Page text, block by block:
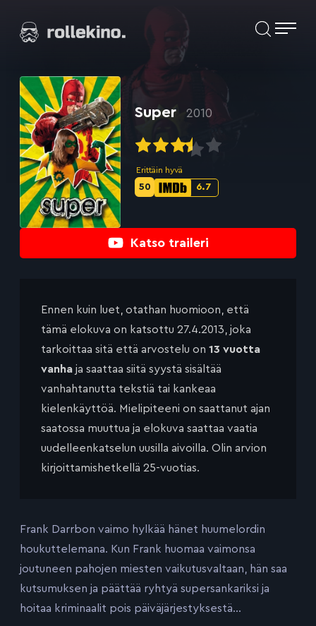
suoraan
Elokuvat ja elokuva-arviot | Rollekino.fi
jälkeen.
Katso traileri
Super 2010
Erittäin hyvä
IMDb-
6.7
Metascore-
50
Ennen kuin luet, otathan huomioon, että
tämä elokuva on katsottu 27.4.2013, joka
tarkoittaa sitä että arvostelu on 13 vuotta
vanha ja saattaa siitä syystä sisältää
vanhahtanutta tekstiä tai kankeaa
kielenkäyttöä. Mielipiteeni on saattanut ajan
saatossa muuttua ja elokuva saattaa vaatia
uudelleenkatselun uusilla aivoilla. Olin arvion
kirjoittamishetkellä 25-vuotias.
Frank Darrbon vaimo hylkää hänet huumelordin
houkuttelemana. Kun Frank huomaa vaimonsa
joutuneen pahojen miesten vaikutusvaltaan, hän saa
kutsumuksen ja päättää ryhtyä supersankariksi ja
hoitaa kriminaalit pois päiväjärjestyksestä…